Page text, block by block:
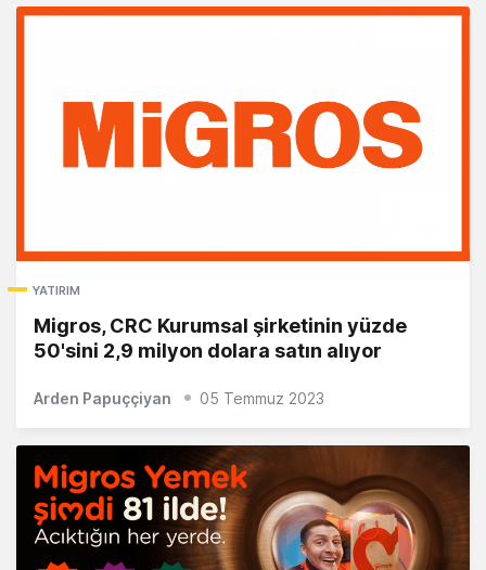
YATIRIM
Migros, CRC Kurumsal şirketinin yüzde
50'sini 2,9 milyon dolara satın alıyor
Arden Papuççiyan 05 Temmuz 2023